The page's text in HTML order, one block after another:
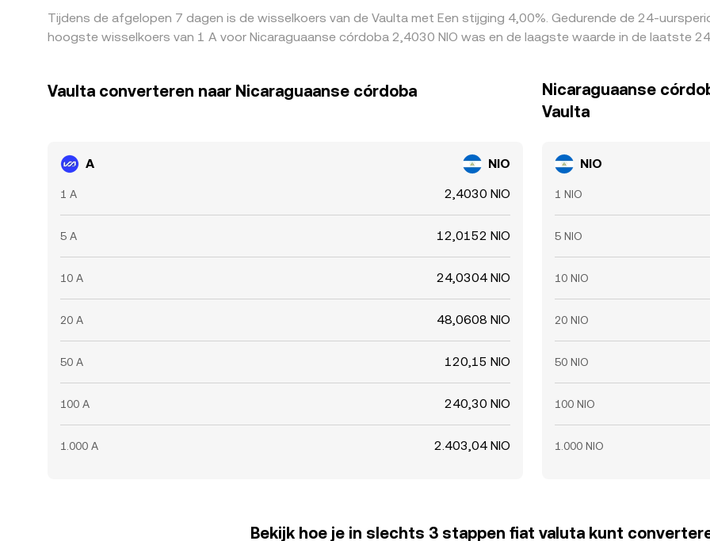
Tijdens de afgelopen 7 dagen is de wisselkoers van de Vaulta met Een stijging 4,00%. Gedurende de 24-
hoogste wisselkoers van 1 A voor Nicaraguaanse córdoba 2,4030 NIO was en de laagste waarde in de laatste
Vaulta converteren naar Nicaraguaanse córdoba
A NIO
1 A 2,4030 NIO
5 A 12,0152 NIO
10 A 24,0304 NIO
20 A 48,0608 NIO
50 A 120,15 NIO
100 A 240,30 NIO
1.000 A 2.403,04 NIO
Nicaraguaanse
Vaulta
NIO
1 NIO
5 NIO
10 NIO
20 NIO
50 NIO
100 NIO
1.000 NIO
Bekijk hoe je in slechts 3 stappen fiat valuta kunt